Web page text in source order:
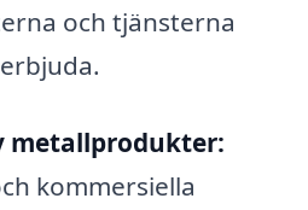
och tjänsterna
metallprodukter:
kommersiella